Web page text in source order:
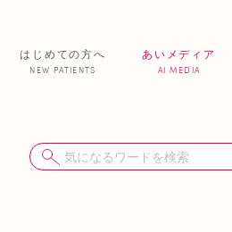
はじめての方へ
NEW PATIENTS
あいメディア
AI MEDIA
トレーニング